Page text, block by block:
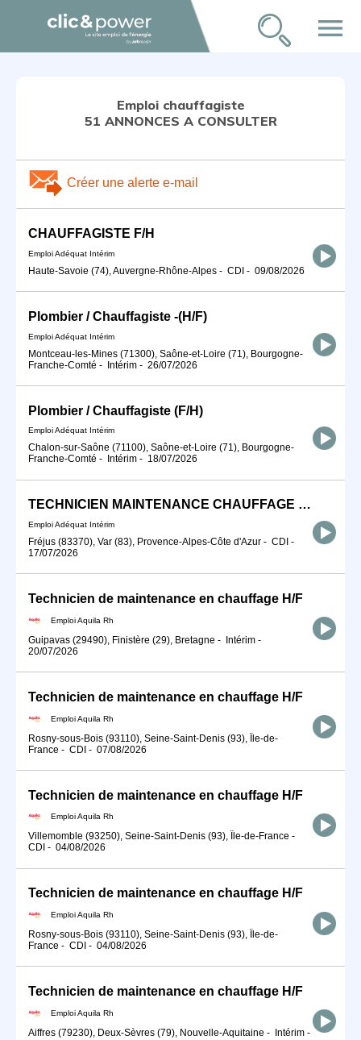
menu
Emploi chauffagiste
51 ANNONCES A CONSULTER
Créer une alerte e-mail
CHAUFFAGISTE F/H
Emploi Adéquat Intérim
Haute-Savoie (74), Auvergne-Rhône-Alpes - CDI - 09/08/2026
Plombier / Chauffagiste -(H/F)
Emploi Adéquat Intérim
Montceau-les-Mines (71300), Saône-et-Loire (71), Bourgogne-
Franche-Comté - Intérim - 26/07/2026
Plombier / Chauffagiste (F/H)
Emploi Adéquat Intérim
Chalon-sur-Saône (71100), Saône-et-Loire (71), Bourgogne-
Franche-Comté - Intérim - 18/07/2026
TECHNICIEN MAINTENANCE CHAUFFAGE H/F
Emploi Adéquat Intérim
Fréjus (83370), Var (83), Provence-Alpes-Côte d'Azur - CDI -
17/07/2026
Technicien de maintenance en chauffage H/F
Emploi Aquila Rh
Guipavas (29490), Finistère (29), Bretagne - Intérim -
20/07/2026
Technicien de maintenance en chauffage H/F
Emploi Aquila Rh
Rosny-sous-Bois (93110), Seine-Saint-Denis (93), Île-de-
France - CDI - 07/08/2026
Technicien de maintenance en chauffage H/F
Emploi Aquila Rh
Villemomble (93250), Seine-Saint-Denis (93), Île-de-France -
CDI - 04/08/2026
Technicien de maintenance en chauffage H/F
Emploi Aquila Rh
Rosny-sous-Bois (93110), Seine-Saint-Denis (93), Île-de-
France - CDI - 04/08/2026
Technicien de maintenance en chauffage H/F
Emploi Aquila Rh
Aiffres (79230), Deux-Sèvres (79), Nouvelle-Aquitaine - Intérim -